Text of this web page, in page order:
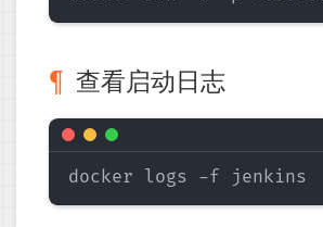
查看启动日志